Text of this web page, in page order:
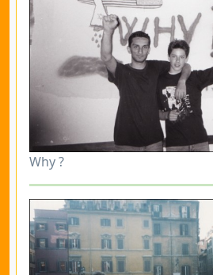
Why ?